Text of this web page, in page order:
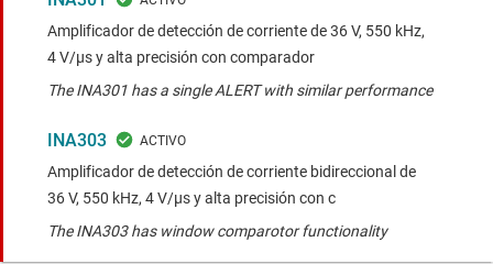
Amplificador de detección de corriente de 36 V, 550 kHz,
4 V/µs y alta precisión con comparador
The INA301 has a single ALERT with similar performance
INA303
Amplificador de detección de corriente bidireccional de
36 V, 550 kHz, 4 V/µs y alta precisión con c
The INA303 has window comparotor functionality